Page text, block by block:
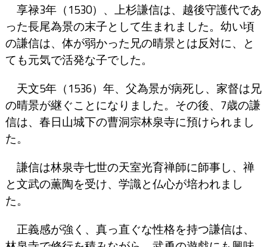
享禄3年（1530）、上杉謙信は、越後守護代であ
った長尾為景の末子として生まれました。幼い頃
の謙信は、体が弱かった兄の晴景とは反対に、と
ても元気で活発な子でした。
天文5年（1536）年、父為景が病死し、家督は兄
の晴景が継ぐことになりました。その後、7歳の謙
信は、春日山城下の曹洞宗林泉寺に預けられまし
た。
謙信は林泉寺七世の天室光育禅師に師事し、禅
と文武の薫陶を受け、学識と仏心が培われまし
た。
正義感が強く、真っ直ぐな性格を持つ謙信は、